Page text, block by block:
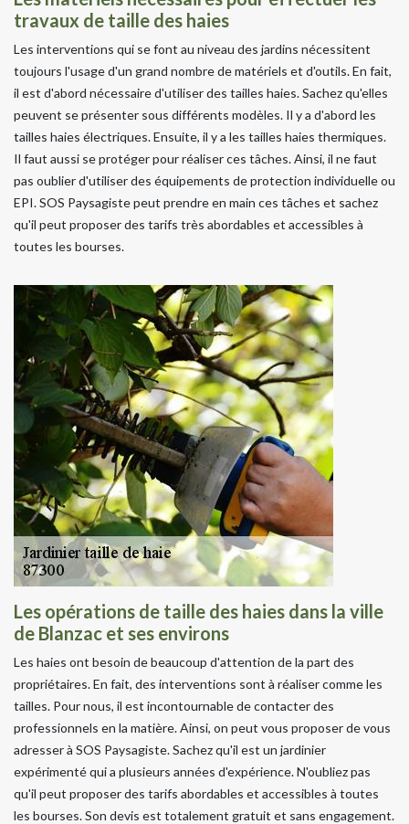
travaux de taille des haies
Les interventions qui se font au niveau des jardins nécessitent
toujours l'usage d'un grand nombre de matériels et d'outils. En fait,
il est d'abord nécessaire d'utiliser des tailles haies. Sachez qu'elles
peuvent se présenter sous différents modèles. Il y a d'abord les
tailles haies électriques. Ensuite, il y a les tailles haies thermiques.
Il faut aussi se protéger pour réaliser ces tâches. Ainsi, il ne faut
pas oublier d'utiliser des équipements de protection individuelle ou
EPI. SOS Paysagiste peut prendre en main ces tâches et sachez
qu'il peut proposer des tarifs très abordables et accessibles à
toutes les bourses.
Les opérations de taille des haies dans la ville
de Blanzac et ses environs
Les haies ont besoin de beaucoup d'attention de la part des
propriétaires. En fait, des interventions sont à réaliser comme les
tailles. Pour nous, il est incontournable de contacter des
professionnels en la matière. Ainsi, on peut vous proposer de vous
adresser à SOS Paysagiste. Sachez qu'il est un jardinier
expérimenté qui a plusieurs années d'expérience. N'oubliez pas
qu'il peut proposer des tarifs abordables et accessibles à toutes
les bourses. Son devis est totalement gratuit et sans engagement.